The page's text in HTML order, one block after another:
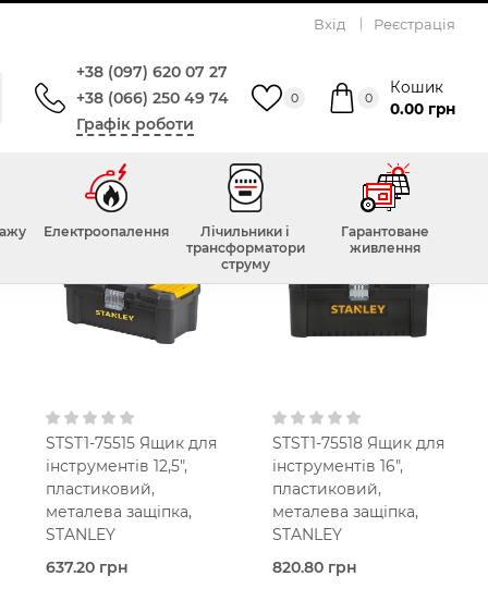
Вхід Реєстрація
+38 (097) 620 07 27
+38 (066) 250 49 74
Графік роботи
0 0
Кошик
0.00 грн
Електроопалення
Лічильники і
трансформатори
струму
Гарантоване
живлення
STST1-75515 Ящик для
інструментів 12,5",
пластиковий,
металева защіпка,
STANLEY
637.20 грн
STST1-75518 Ящик для
інструментів 16",
пластиковий,
металева защіпка,
STANLEY
820.80 грн